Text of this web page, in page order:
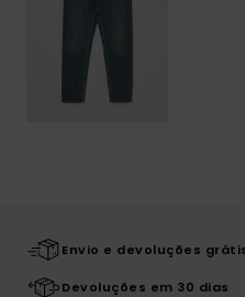
Envio e devoluções
Devoluções em 30 dias